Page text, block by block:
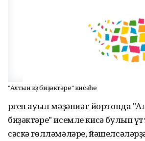
"Алтын көҙ биҙәктәре" кисәһе
Үрген ауыл мәҙәниәт йортонда
биҙәктәре" исемле кисә булып
сәскә гөлләмәләре,